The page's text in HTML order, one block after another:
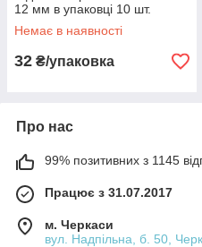
12 мм в упаковці 10 шт.
Немає в наявності
32 ₴/упаковка
Про нас
99% позитивних з 1145
Працює з 31.07.2017
м. Черкаси
вул. Надпільна, б. 50,